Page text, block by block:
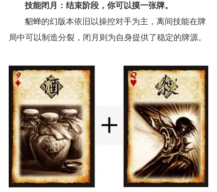
技能闭月：结束阶段，你可以摸一张牌。
貂蝉的幻版本依旧以操控对手为主，离间技能在牌
局中可以制造分裂，闭月则为自身提供了稳定的牌源。